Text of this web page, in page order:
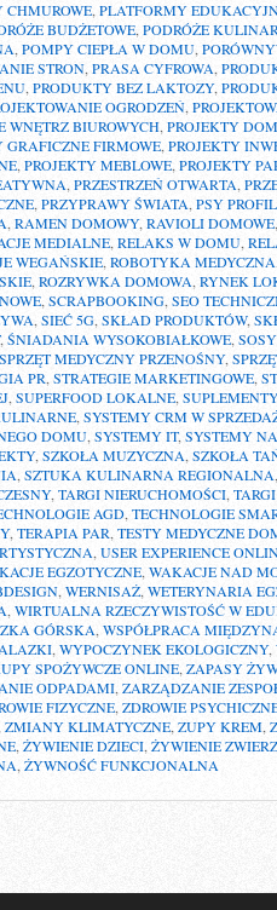
CHMUROWE PLATFORMY
BUDŻETOWE PODRÓŻE
POMPY CIEPŁA W DOMU,
STRON PRASA CYFROWA
PRODUKTY BEZ LAKTOZY,
OGRODZEŃ,
WNĘTRZ BIUROWYCH PROJEKTY
GRAFICZNE FIRMOWE PROJEKTY
, PROJEKTY MEBLOWE PROJEKTY
, PRZESTRZEŃ OTWARTA
, PRZYPRAWY ŚWIATA PSY
RAMEN DOMOWY, RAVIOLI DOMOWE
MEDIALNE RELAKS W DOMU
WEGAŃSKIE ROBOTYKA MEDYCZNA
ROZRYWKA DOMOWA RYNEK
SCRAPBOOKING SEO
SIEĆ 5G SKŁAD PRODUKTÓW,
, ŚNIADANIA WYSOKOBIAŁKOWE
SPRZĘT MEDYCZNY PRZENOŚNY,
PR STRATEGIE MARKETINGOWE
SUPERFOOD LOKALNE
SYSTEMY CRM W
DOMU, SYSTEMY IT, SYSTEMY
, SZKOŁA MUZYCZNA SZKOŁA
, SZTUKA KULINARNA REGIONALNA
, TARGI NIERUCHOMOŚCI,
AGD TECHNOLOGIE
, TERAPIA PAR TESTY MEDYCZNE
, USER EXPERIENCE
EGZOTYCZNE WAKACJE NAD
, WERNISAŻ WETERYNARIA
WIRTUALNA RZECZYWISTOŚĆ W
GÓRSKA WSPÓŁPRACA
WYPOCZYNEK EKOLOGICZNY,
SPOŻYWCZE ONLINE ZAPASY
ODPADAMI ZARZĄDZANIE
FIZYCZNE ZDROWIE
ZMIANY KLIMATYCZNE ZUPY KREM
ŻYWIENIE DZIECI, ŻYWIENIE
ŻYWNOŚĆ FUNKCJONALNA